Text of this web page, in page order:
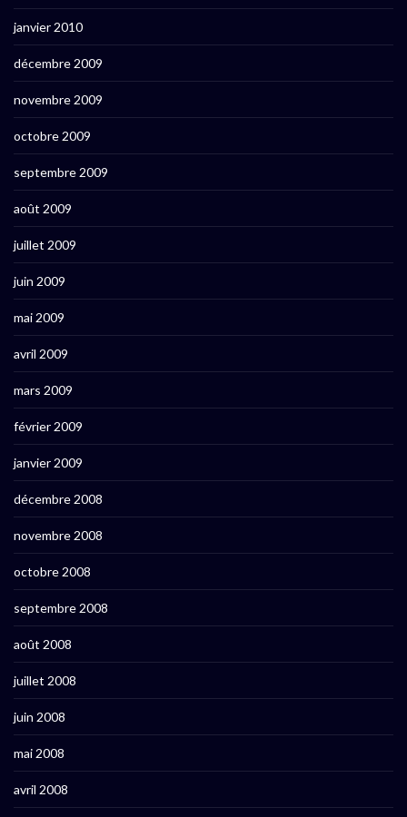
janvier 2010
décembre 2009
novembre 2009
octobre 2009
septembre 2009
août 2009
juillet 2009
juin 2009
mai 2009
avril 2009
mars 2009
février 2009
janvier 2009
décembre 2008
novembre 2008
octobre 2008
septembre 2008
août 2008
juillet 2008
juin 2008
mai 2008
avril 2008